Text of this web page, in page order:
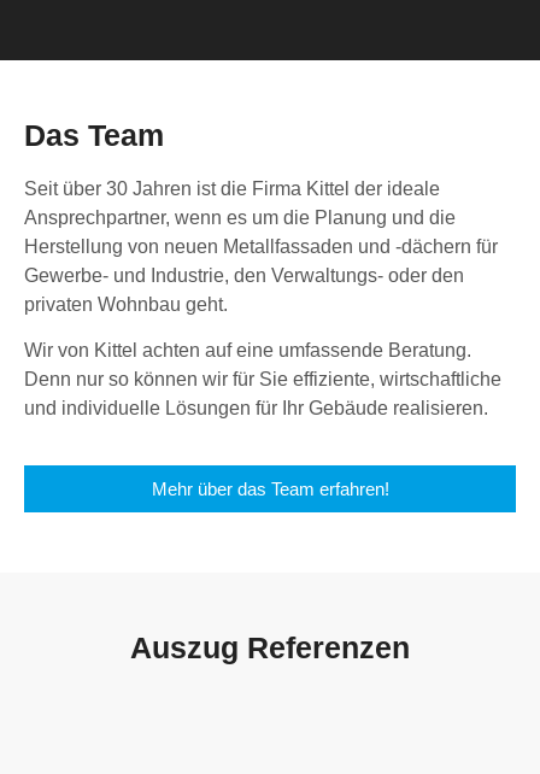
Das Team
Seit über 30 Jahren ist die Firma Kittel der ideale
Ansprechpartner, wenn es um die Planung und die
Herstellung von neuen Metallfassaden und -dächern für
Gewerbe- und Industrie, den Verwaltungs- oder den
privaten Wohnbau geht.
Wir von Kittel achten auf eine umfassende Beratung.
Denn nur so können wir für Sie effiziente, wirtschaftliche
und individuelle Lösungen für Ihr Gebäude realisieren.
Mehr über das Team erfahren!
Auszug Referenzen